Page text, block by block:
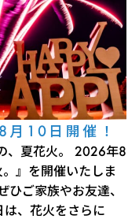
10日開催！
、夏花火。 2026年8
』を開催いたしま
ご家族やお友達、
、花火をさらに